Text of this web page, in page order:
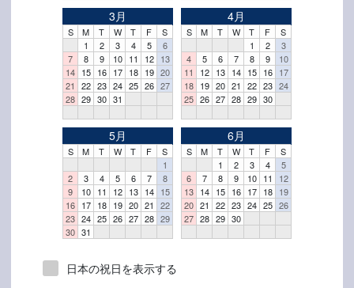
3月
S M T W T F
S
1
2 3 4 5
6
7
8 9 10 11 12 13
14 15 16 17 18 19 20
21
22 23 24 25 26 27
28 29 30 31
4月
S M T W T F
S
1
2
3
4
5 6 7 8 9
10
11
12 13 14 15 16 17
18 19 20 21 22 23 24
25 26 27 28 29 30
5月
S M T W T F
S
1
2
3 4 5 6 7
8
9
10 11 12 13 14 15
16 17 18 19 20 21
22
23 24 25 26 27 28 29
30 31
6月
S M T W T F
S
1
2 3 4
5
6
7 8 9 10 11
12
13 14 15 16 17 18 19
20 21 22 23 24 25 26
27 28 29 30
日本の祝日を表示する